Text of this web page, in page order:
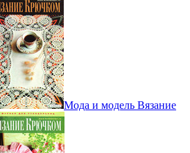
Мода и модель Вязание